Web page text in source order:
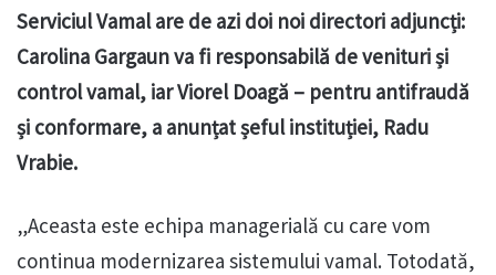
Serviciul Vamal are de azi doi noi directori adjuncți:
Carolina Gargaun va fi responsabilă de venituri și
control vamal, iar Viorel Doagă – pentru antifraudă
și conformare, a anunțat șeful instituției, Radu
Vrabie.
„Aceasta este echipa managerială cu care vom
continua modernizarea sistemului vamal. Totodată,